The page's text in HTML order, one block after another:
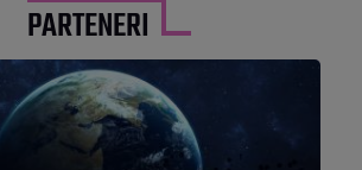
PARTENERI